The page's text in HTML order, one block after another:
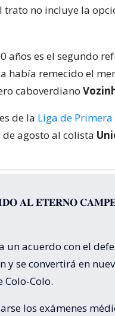
trato no incluye la
años es el segundo
había remecido el
caboverdiano
de la Liga de Primera
agosto al colista
𝐀𝐋 𝐄𝐓𝐄𝐑𝐍𝐎
un acuerdo con el
y se convertirá en
Colo.
los exámenes